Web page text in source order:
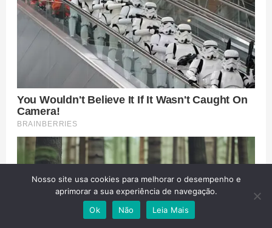
Nosso site usa cookies para melhorar o desempenho e
aprimorar a sua experiência de navegação.
Ok
Não Leia Mais